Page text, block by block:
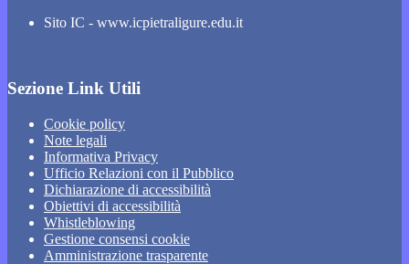
Sito IC - www.icpietraligure.edu.it
Sezione Link Utili
Cookie policy
Note legali
Informativa Privacy
Ufficio Relazioni con il Pubblico
Dichiarazione di accessibilità
Obiettivi di accessibilità
Whistleblowing
Gestione consensi cookie
Amministrazione trasparente